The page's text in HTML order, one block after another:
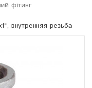
фітинг
внутренняя резьба